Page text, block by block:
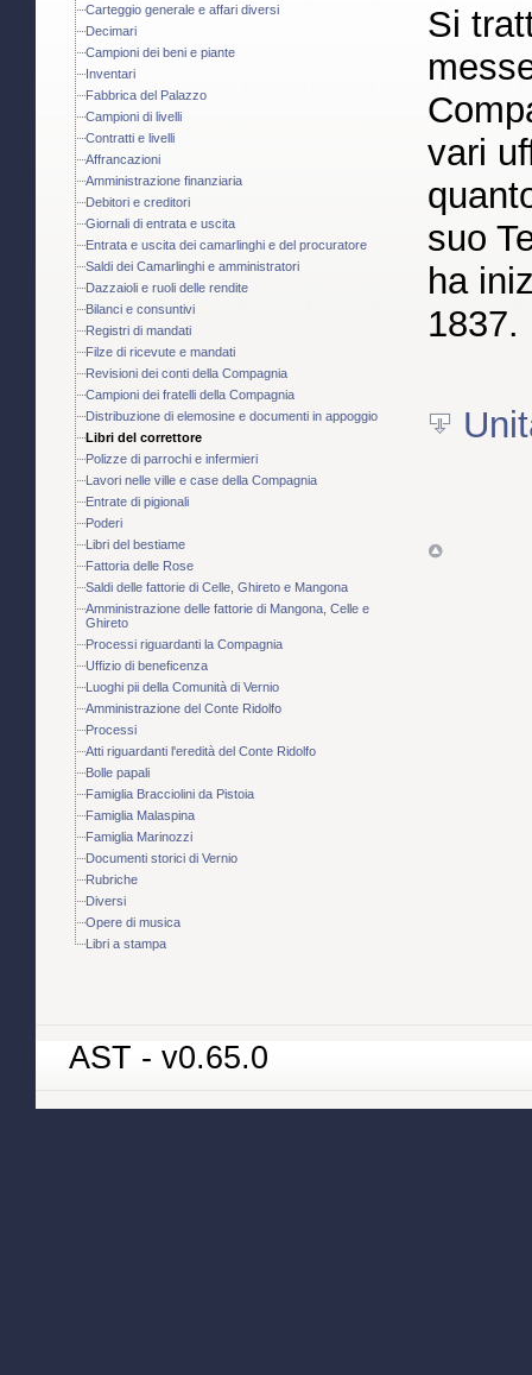
Carteggio generale e affari diversi
Decimari
Campioni dei beni e piante
Inventari
Fabbrica del Palazzo
Campioni di livelli
Contratti e livelli
Affrancazioni
Amministrazione finanziaria
Debitori e creditori
Giornali di entrata e uscita
Entrata e uscita dei camarlinghi e del procuratore
Saldi dei Camarlinghi e amministratori
Dazzaioli e ruoli delle rendite
Bilanci e consuntivi
Registri di mandati
Filze di ricevute e mandati
Revisioni dei conti della Compagnia
Campioni dei fratelli della Compagnia
Distribuzione di elemosine e documenti in appoggio
Libri del correttore
Polizze di parrochi e infermieri
Lavori nelle ville e case della Compagnia
Entrate di pigionali
Poderi
Libri del bestiame
Fattoria delle Rose
Saldi delle fattorie di Celle, Ghireto e Mangona
Amministrazione delle fattorie di Mangona, Celle e
Ghireto
Processi riguardanti la Compagnia
Uffizio di beneficenza
Luoghi pii della Comunità di Vernio
Amministrazione del Conte Ridolfo
Processi
Atti riguardanti l'eredità del Conte Ridolfo
Bolle papali
Famiglia Bracciolini da Pistoia
Famiglia Malaspina
Famiglia Marinozzi
Documenti storici di Vernio
Rubriche
Diversi
Opere di musica
Libri a stampa
Si
vari
suo
ha
1837.
AST - v0.65.0